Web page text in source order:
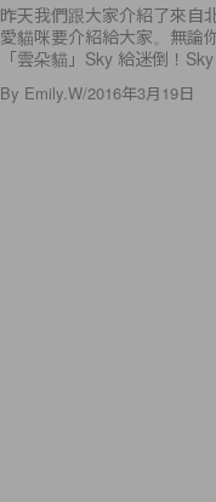
昨天我們跟大家介紹了來自
愛貓咪要介紹給大家。無論
「雲朵貓」Sky 給迷倒！Sky
By Emily.W/2016年3月19日